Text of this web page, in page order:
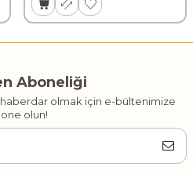
Aboneliği
olmak için e-bültenimize
olun!